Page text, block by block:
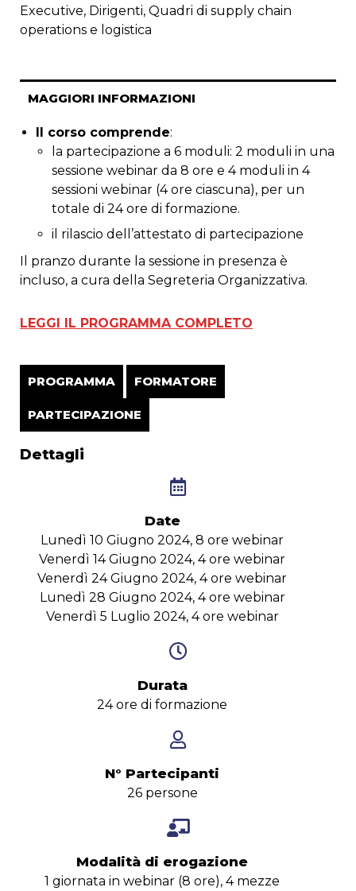
Executive, Dirigenti, Quadri di supply chain
operations e logistica
MAGGIORI INFORMAZIONI
Il corso comprende:
la partecipazione a 6 moduli: 2 moduli in una
sessione webinar da 8 ore e 4 moduli in 4
sessioni webinar (4 ore ciascuna), per un
totale di 24 ore di formazione.
il rilascio dell’attestato di partecipazione
Il pranzo durante la sessione in presenza è
incluso, a cura della Segreteria Organizzativa.
LEGGI IL PROGRAMMA COMPLETO
PROGRAMMA FORMATORE
PARTECIPAZIONE
Dettagli
Date
Lunedì 10 Giugno 2024, 8 ore webinar
Venerdì 14 Giugno 2024, 4 ore webinar
Venerdì 24 Giugno 2024, 4 ore webinar
Lunedì 28 Giugno 2024, 4 ore webinar
Venerdì 5 Luglio 2024, 4 ore webinar
Durata
24 ore di formazione
N° Partecipanti
26 persone
Modalità di erogazione
1 giornata in webinar (8 ore), 4 mezze